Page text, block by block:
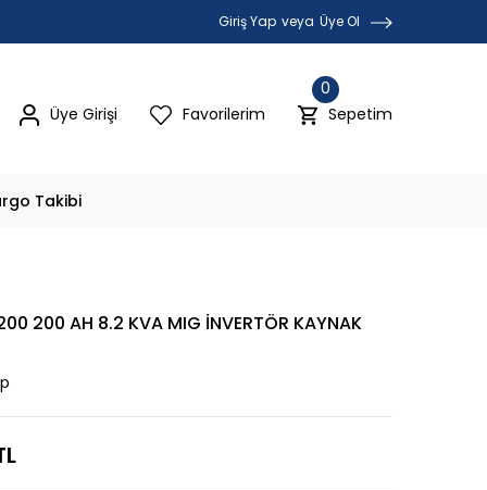
Giriş Yap veya Üye Ol
Üye Girişi Favorilerim
0
Sepetim
Takibi
200 AH 8.2 KVA MIG İNVERTÖR KAYNAK